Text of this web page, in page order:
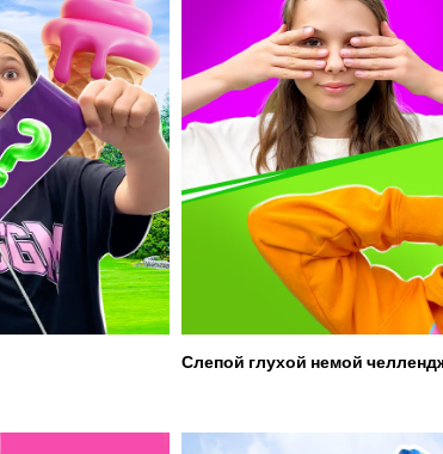
Слепой глухой немой